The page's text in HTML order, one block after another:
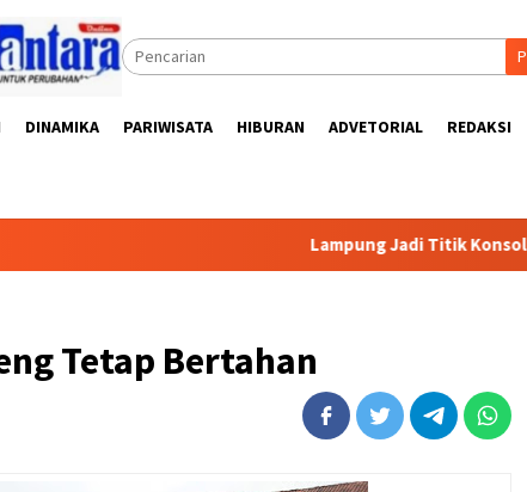
DINAMIKA PARIWISATA HIBURAN ADVETORIAL REDAKSI
Lampung Jadi Titik Konsolidasi
Tetap Bertahan